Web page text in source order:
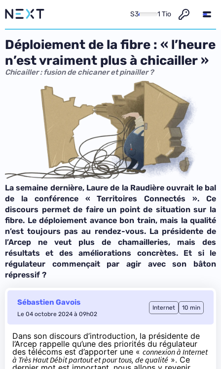
S3 1 Tio
Déploiement de la fibre : « l’heure
n’est vraiment plus à chicailler »
Chicailler : fusion de chicaner et pinailler ?
La semaine dernière, Laure de la Raudière ouvrait le bal
de la conférence « Territoires Connectés ». Ce
discours permet de faire un point de situation sur la
fibre. Le déploiement avance bon train, mais la qualité
n’est toujours pas au rendez-vous. La présidente de
l’Arcep ne veut plus de chamailleries, mais des
résultats et des améliorations concrètes. Et si le
régulateur commençait par agir avec son bâton
répressif ?
Sébastien Gavois
Le 04 octobre 2024 à 09h02
Internet 10 min
Dans son discours d’introduction, la présidente de
l’Arcep rappelle qu’une des priorités du régulateur
des télécoms est d’apporter une « connexion à Internet
à Très Haut Débit partout et pour tous, de qualité ». Ce